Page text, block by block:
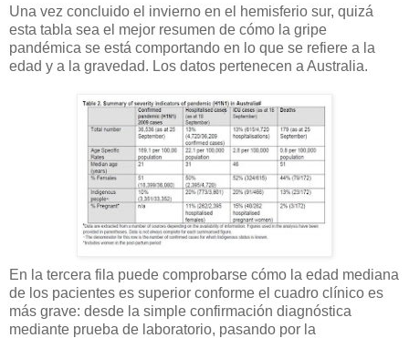
Una vez concluido el invierno en el hemisferio sur, quizá
esta tabla sea el mejor resumen de cómo la gripe
pandémica se está comportando en lo que se refiere a la
edad y a la gravedad. Los datos pertenecen a Australia.
En la tercera fila puede comprobarse cómo la edad mediana
de los pacientes es superior conforme el cuadro clínico es
más grave: desde la simple confirmación diagnóstica
mediante prueba de laboratorio, pasando por la